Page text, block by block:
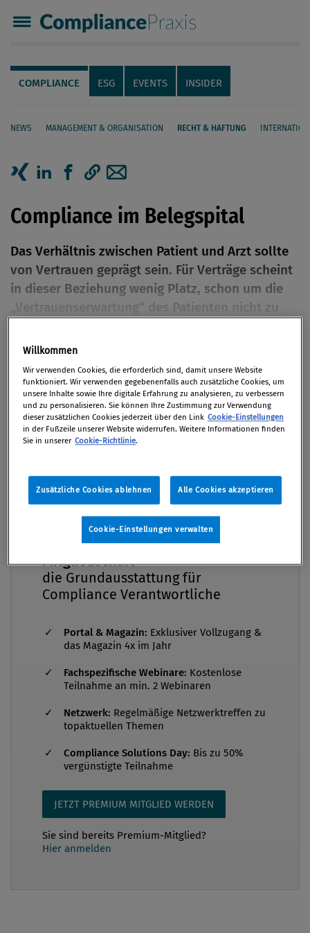
Compliance Praxis
Servicenavigation
Navigation
COMPLIANCE ESG EVENTS INSIDER
NEWS MANAGEMENT & ORGANISATION RECHT & HAFTUNG
Seiteninhalt
Compliance im Belegspital
Das Verhältnis zwischen Patient und Arzt sollte
von Vertrauen geprägt sein. Für Verträge scheint
in dieser Beziehung wenig Platz, schon um die
„Vertrauenserwartung“ des Patienten nicht zu
Behandlung kann dies aber zu Unklarheiten in
Bezug auf die Haftungsfrage führen. Dies gilt
besonders in einer privaten Krankenanstalt, die
so genannte „Belegärzte“ einsetzt. Bereits in der
Vertragsgestaltung zwischen Krankenhaus, Arzt
und Patient ist die Haftungsfrage daher mit zu
Mag. Klaus Zotter
03. März 2014 / Erschienen in Compliance Praxis
Einleitung Sowohl gesundheitsökonomische
des Angebots privater Krankenversicherungen
führen tendenziell dazu, dass die Bevölkerung bei
Bedarf an ambulanten und insbesondere
stationären Heilbehandlungen in verstärktem
Ausmaß auf das Leistungsangebot von privaten
Krankenanstalten zurückgreift, die wiederum
„Belegarztsystems“ strukturiert sind. Für den
Belegspitäler von öffen...
Premium
Compliance Praxis Premium
Mitgliedschaft -
die Grundausstattung für
Compliance Verantwortliche
Portal & Magazin: Exklusiver Vollzugang &
das Magazin 4x im Jahr
Fachspezifische Webinare: Kostenlose
Teilnahme an min. 2 Webinaren
Netzwerk: Regelmäßige Netzwerktreffen zu
topaktuellen Themen
Compliance Solutions Day: Bis zu 50%
vergünstigte Teilnahme
JETZT PREMIUM MITGLIED WERDEN
Sie sind bereits Premium-Mitglied?
Hier anmelden
Willkommen
Wir verwenden Cookies, die erforderlich sind, damit unsere Website
funktioniert. Wir verwenden gegebenenfalls auch zusätzliche Cookies, um
unsere Inhalte sowie Ihre digitale Erfahrung zu analysieren, zu verbessern
und zu personalisieren. Sie können Ihre Zustimmung zur Verwendung
dieser zusätzlichen Cookies jederzeit über den Link Cookie-Einstellungen
in der Fußzeile unserer Website widerrufen. Weitere Informationen finden
Sie in unserer Cookie-Richtlinie.
Zusätzliche Cookies ablehnen Alle Cookies akzeptieren
Cookie-Einstellungen verwalten